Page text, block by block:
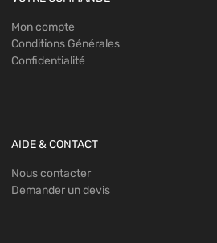
Mon compte
Conditions Générales
Confidentialité
AIDE & CONTACT
Nous contacter
Demander un devis